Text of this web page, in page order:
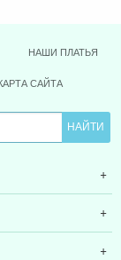
НАШИ ПЛАТЬЯ
САЙТА